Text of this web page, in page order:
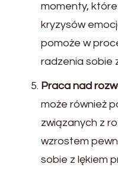
momenty,
kryzysów
pomoże w
radzenia sobie
Praca nad
może również
związanych z
wzrostem
sobie z lękiem